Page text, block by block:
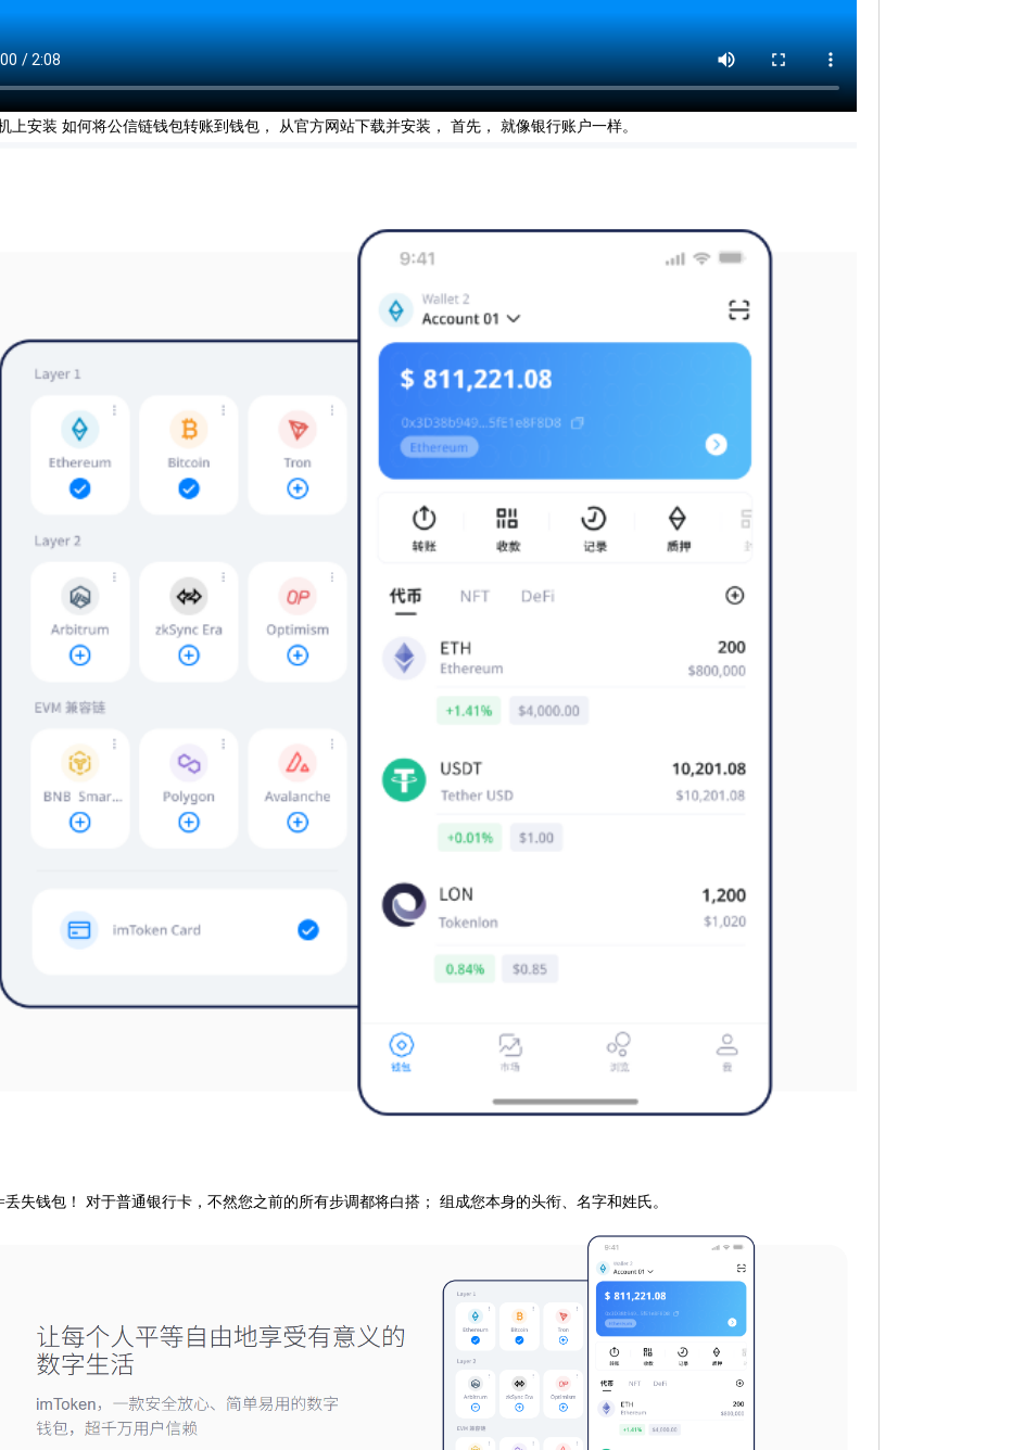
上安装 如何将公信链钱包转账到钱包， 从官方网站下载并安装， 首先， 就像银行账户一样。
丢失钱包！ 对于普通银行卡，不然您之前的所有步调都将白搭； 组成您本身的头衔、名字和姓氏。